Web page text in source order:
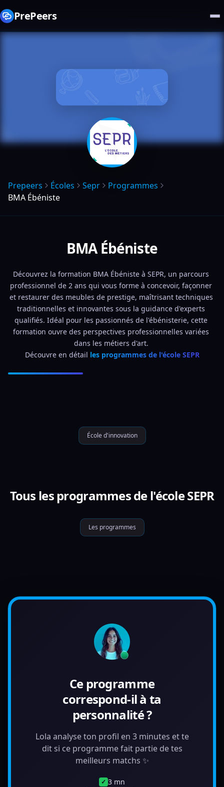
PrePeers
Prepeers Écoles Sepr
Programmes
BMA Ébéniste
BMA Ébéniste
Découvrez la formation BMA Ébéniste à SEPR, un parcours
professionnel de 2 ans qui vous forme à concevoir, façonner
et restaurer des meubles de prestige, maîtrisant techniques
traditionnelles et innovantes sous la guidance d'experts
qualifiés. Idéal pour les passionnés de l'ébénisterie, cette
formation ouvre des perspectives professionnelles variées
dans les métiers d'art.
Découvre en détail les programmes de l'école SEPR
École d'innovation
Tous les programmes de l'école SEPR
Les programmes
Ce programme
correspond-il à ta
personnalité ?
Lola analyse ton profil en 3 minutes et te
dit si ce programme fait partie de tes
meilleurs matchs ✨
✓ 3 mn